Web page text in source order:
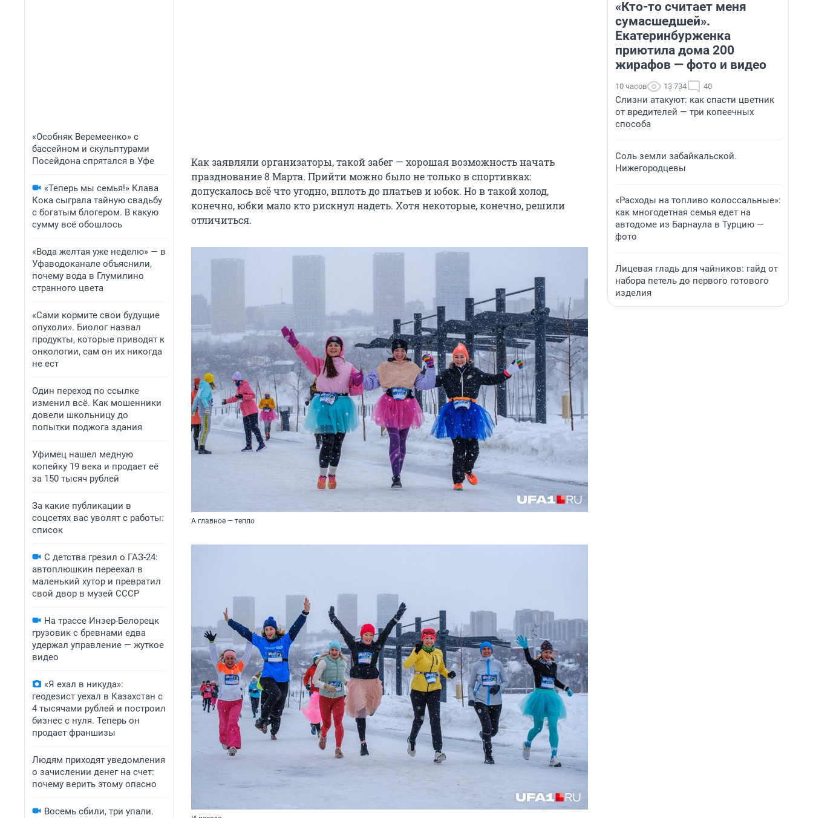
«Особняк Веремеенко» с
бассейном и скульптурами
Посейдона спрятался в Уфе
«Теперь мы семья!» Клава
Кока сыграла тайную свадьбу
с богатым блогером. В какую
сумму всё обошлось
«Вода желтая уже неделю» — в
Уфаводоканале объяснили,
почему вода в Глумилино
странного цвета
«Сами кормите свои будущие
опухоли». Биолог назвал
продукты, которые приводят к
онкологии, сам он их никогда
не ест
Один переход по ссылке
изменил всё. Как мошенники
довели школьницу до
попытки поджога здания
Уфимец нашел медную
копейку 19 века и продает её
за 150 тысяч рублей
За какие публикации в
соцсетях вас уволят с работы:
список
С детства грезил о ГАЗ-24:
автоплюшкин переехал в
маленький хутор и превратил
свой двор в музей СССР
На трассе Инзер-Белорецк
грузовик с бревнами едва
удержал управление — жуткое
видео
«Я ехал в никуда»:
геодезист уехал в Казахстан с
4 тысячами рублей и построил
бизнес с нуля. Теперь он
продает франшизы
Людям приходят уведомления
о зачислении денег на счет:
почему верить этому опасно
Восемь сбили, три упали.
Как заявляли организаторы, такой забег — хорошая возможность начать
празднование 8 Марта. Прийти можно было не только в спортивках:
допускалось всё что угодно, вплоть до платьев и юбок. Но в такой холод,
конечно, юбки мало кто рискнул надеть. Хотя некоторые, конечно, решили
отличиться.
А главное — тепло
«Кто-то считает меня
сумасшедшей».
Екатеринбурженка
приютила дома 200
жирафов — фото и видео
10 часов 13 734 40
Слизни атакуют: как спасти цветник
от вредителей — три копеечных
способа
Соль земли забайкальской.
Нижегородцевы
«Расходы на топливо колоссальные»:
как многодетная семья едет на
автодоме из Барнаула в Турцию —
фото
Лицевая гладь для чайников: гайд от
набора петель до первого готового
изделия